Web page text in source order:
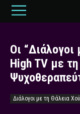
Οι
High TV με
Διάλογοι με τη Θάλεια